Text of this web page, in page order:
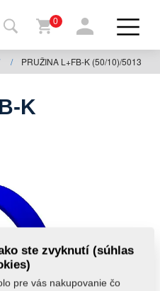
0
/ PRUŽINA L+FB-K (50/10)/5013
K
ste zvyknutí (súhlas
pre vás nakupovanie čo